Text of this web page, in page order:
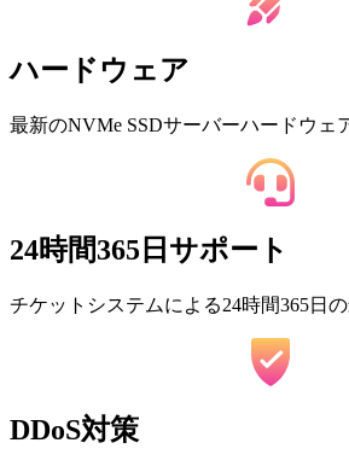
ハードウェア
最新のNVMe SSDサーバーハードウェ
24時間365日サポート
チケットシステムによる24時間365日
DDoS対策